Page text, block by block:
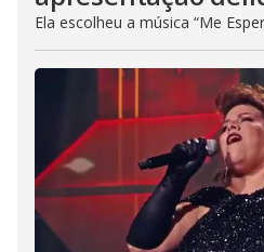
Ela escolheu a música “Me